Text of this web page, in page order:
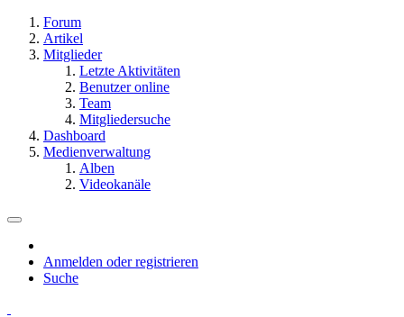
Forum
Artikel
Mitglieder
Letzte Aktivitäten
Benutzer online
Team
Mitgliedersuche
Dashboard
Medienverwaltung
Alben
Videokanäle
Anmelden oder registrieren
Suche